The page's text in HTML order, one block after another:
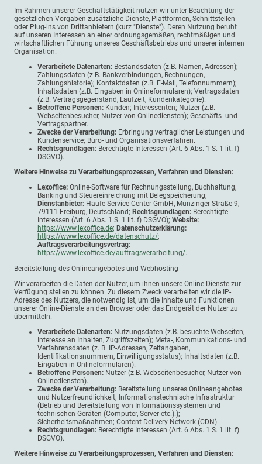
Im Rahmen unserer Geschäftstätigkeit nutzen wir unter Beachtung der
gesetzlichen Vorgaben zusätzliche Dienste, Plattformen, Schnittstellen
oder Plug-ins von Drittanbietern (kurz "Dienste"). Deren Nutzung beruht
auf unseren Interessen an einer ordnungsgemäßen, rechtmäßigen und
wirtschaftlichen Führung unseres Geschäftsbetriebs und unserer internen
Organisation.
Verarbeitete Datenarten: Bestandsdaten (z.B. Namen, Adressen);
Zahlungsdaten (z.B. Bankverbindungen, Rechnungen,
Zahlungshistorie); Kontaktdaten (z.B. E-Mail, Telefonnummern);
Inhaltsdaten (z.B. Eingaben in Onlineformularen); Vertragsdaten
(z.B. Vertragsgegenstand, Laufzeit, Kundenkategorie).
Betroffene Personen: Kunden; Interessenten; Nutzer (z.B.
Webseitenbesucher, Nutzer von Onlinediensten); Geschäfts- und
Vertragspartner.
Zwecke der Verarbeitung: Erbringung vertraglicher Leistungen und
Kundenservice; Büro- und Organisationsverfahren.
Rechtsgrundlagen: Berechtigte Interessen (Art. 6 Abs. 1 S. 1 lit. f)
DSGVO).
Weitere Hinweise zu Verarbeitungsprozessen, Verfahren und Diensten:
Lexoffice: Online-Software für Rechnungsstellung, Buchhaltung,
Banking und Steuereinreichung mit Belegspeicherung;
Dienstanbieter: Haufe Service Center GmbH, Munzinger Straße 9,
79111 Freiburg, Deutschland; Rechtsgrundlagen: Berechtigte
Interessen (Art. 6 Abs. 1 S. 1 lit. f) DSGVO); Website:
https://www.lexoffice.de; Datenschutzerklärung:
https://www.lexoffice.de/datenschutz/;
Auftragsverarbeitungsvertrag:
https://www.lexoffice.de/auftragsverarbeitung/.
Bereitstellung des Onlineangebotes und Webhosting
Wir verarbeiten die Daten der Nutzer, um ihnen unsere Online-Dienste zur
Verfügung stellen zu können. Zu diesem Zweck verarbeiten wir die IP-
Adresse des Nutzers, die notwendig ist, um die Inhalte und Funktionen
unserer Online-Dienste an den Browser oder das Endgerät der Nutzer zu
übermitteln.
Verarbeitete Datenarten: Nutzungsdaten (z.B. besuchte Webseiten,
Interesse an Inhalten, Zugriffszeiten); Meta-, Kommunikations- und
Verfahrensdaten (z. B. IP-Adressen, Zeitangaben,
Identifikationsnummern, Einwilligungsstatus); Inhaltsdaten (z.B.
Eingaben in Onlineformularen).
Betroffene Personen: Nutzer (z.B. Webseitenbesucher, Nutzer von
Onlinediensten).
Zwecke der Verarbeitung: Bereitstellung unseres Onlineangebotes
und Nutzerfreundlichkeit; Informationstechnische Infrastruktur
(Betrieb und Bereitstellung von Informationssystemen und
technischen Geräten (Computer, Server etc.).);
Sicherheitsmaßnahmen; Content Delivery Network (CDN).
Rechtsgrundlagen: Berechtigte Interessen (Art. 6 Abs. 1 S. 1 lit. f)
DSGVO).
Weitere Hinweise zu Verarbeitungsprozessen, Verfahren und Diensten: